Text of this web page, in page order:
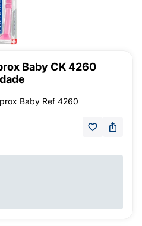
Baby CK 4260
Baby Ref 4260